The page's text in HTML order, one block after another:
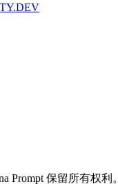
Prompt 保留所有权利。